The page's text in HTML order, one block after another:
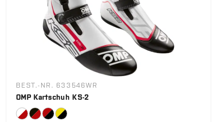
BEST.-NR. 633546WR
OMP Kartschuh KS-2